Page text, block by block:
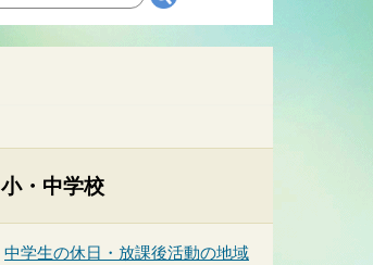
小・中学校
中学生の休日・放課後活動の地域